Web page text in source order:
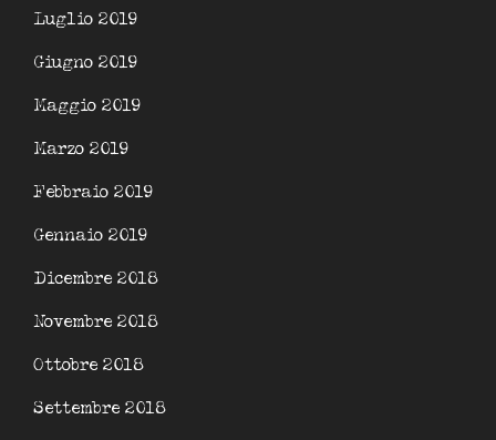
Luglio 2019
Giugno 2019
Maggio 2019
Marzo 2019
Febbraio 2019
Gennaio 2019
Dicembre 2018
Novembre 2018
Ottobre 2018
Settembre 2018